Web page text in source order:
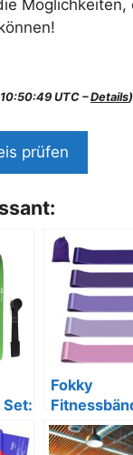
Möglichkeiten,
UTC –Details)
prüfen
Fokky
Set, 100%
Naturlatex